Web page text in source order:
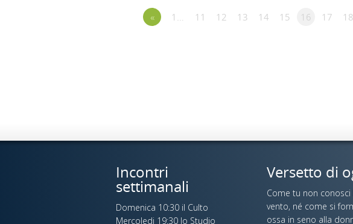
« 1… 11 12 13 14 15 16 17 18
Incontri
settimanali
Domenica 10:30 il Culto
Mercoledi 19:30 lo Studio
Versetto di
Come tu non conosci
vento, né come si
ossa in seno alla